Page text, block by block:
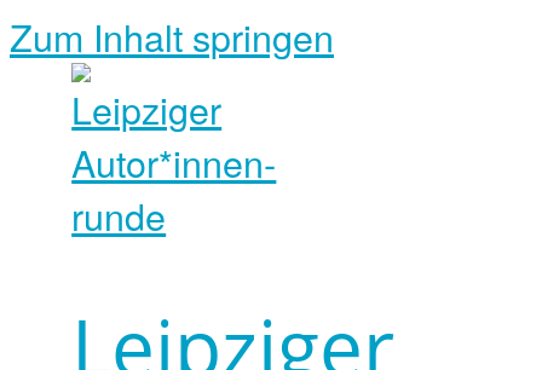
Zum Inhalt springen
Leipziger